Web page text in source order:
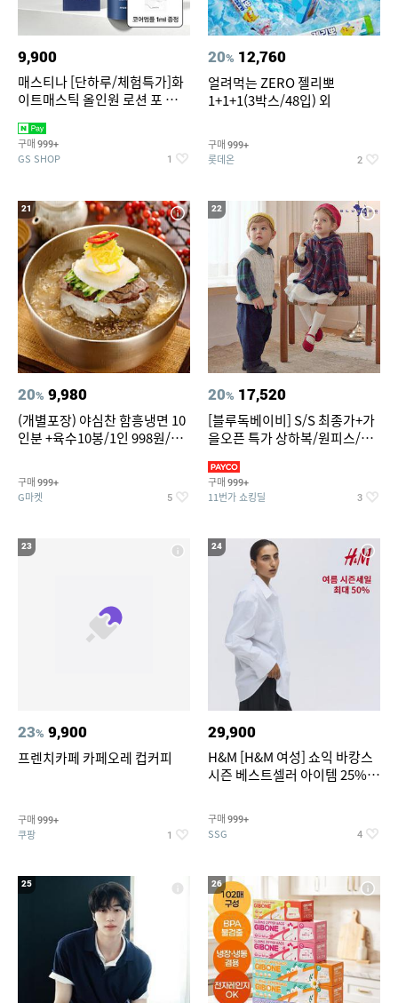
9,900
매스티나 [단하루/체험특가]화
이트매스틱 올인원 로션 포 맨
구매 999+
GS SHOP 1
20% 12,760
얼려먹는 ZERO 젤리뽀
1+1+1(3박스/48입) 외
구매 999+
롯데온 2
21
20% 9,980
(개별포장) 야심찬 함흥냉면 10
인분 +육수10봉/1인 998원/머
구매 999+
G마켓 5
22
20% 17,520
[블루독베이비] S/S 최종가+가
을오픈 특가 상하복/원피스/내
구매 999+
11번가 쇼킹딜 3
23
23% 9,900
프렌치카페 카페오레 컵커피
구매 999+
쿠팡 1
24
29,900
H&M [H&M 여성] 쇼익 바캉스
시즌 베스트셀러 아이템 25%
구매 999+
SSG 4
25 26